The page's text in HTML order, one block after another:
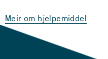
Meir om hjelpemiddel